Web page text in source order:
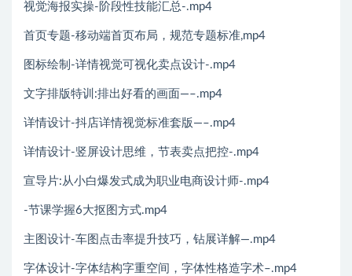
视觉海报实操-阶段性技能汇总-.mp4
首页专题-移动端首页布局，规范专题标准,mp4
图标绘制-详情视觉可视化卖点设计-.mp4
文字排版特训:排出好看的画面—–.mp4
详情设计-抖店详情视觉标准套版—–.mp4
详情设计-竖屏设计思维，节表卖点把控-.mp4
宣导片:从小白爆发式成为职业电商设计师-.mp4
-节课学握6大抠图方式.mp4
主图设计-车图点击率提升技巧，钻展详解—.mp4
字体设计-字体结构字重空间，字体性格造字术–.mp4